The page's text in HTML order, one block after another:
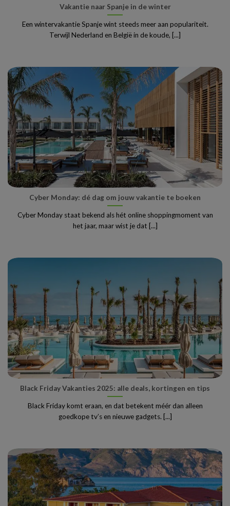
Vakantie naar Spanje in de winter
Een wintervakantie Spanje wint steeds meer aan populariteit.
Terwijl Nederland en België in de koude, [...]
Cyber Monday: dé dag om jouw vakantie te boeken
Cyber Monday staat bekend als hét online shoppingmoment van
het jaar, maar wist je dat [...]
Black Friday Vakanties 2025: alle deals, kortingen en tips
Black Friday komt eraan, en dat betekent méér dan alleen
goedkope tv’s en nieuwe gadgets. [...]